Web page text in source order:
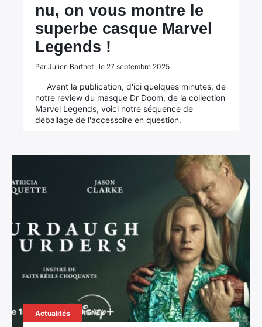
nu, on vous montre le
superbe casque Marvel
Legends !
Par Julien Barthet , le 27 septembre 2025
Avant la publication, d'ici quelques minutes, de
notre review du masque Dr Doom, de la collection
Marvel Legends, voici notre séquence de
déballage de l'accessoire en question.
Actualités